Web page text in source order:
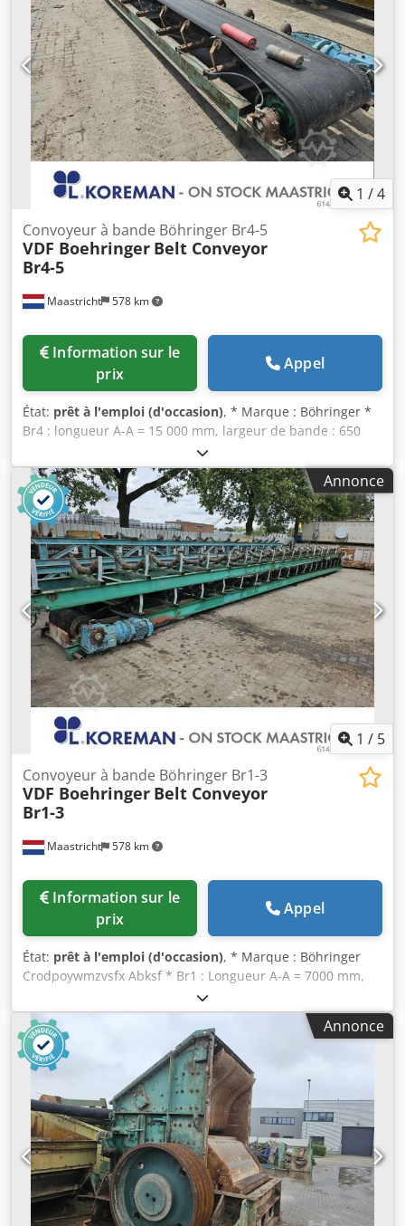
1 /4
Maastricht 578 km
Convoyeur à bande Böhringer Br4-5
VDF Boehringer Belt Conveyor
Br4-5
prix
Appel
État: prêt à l'emploi (d'occasion), * Marque : Böhringer *
Br4 : longueur A-A = 15 000 mm, largeur de bande : 650
mm, entraînement : 7,5 kW * Br5 : longueur A-A = 22 500
mm, largeur de bande : 1 000 mm, entraînement : 7,5 kW
(=vendu) Crodpfx Aeywm Aaebkef
Annonce
1 / 5
Maastricht 578 km
Convoyeur à bande Böhringer Br1-3
VDF Boehringer Belt Conveyor
Br1-3
prix
Appel
État: prêt à l'emploi (d'occasion), * Marque : Böhringer
Crodpoywmzvsfx Abksf * Br1 : Longueur A-A = 7000 mm,
largeur de bande : 900 mm, entraînement : motoréducteur
5,5 kW. * Br3 : Longueur A-A = 28000 mm, largeur de
bande : 650 mm, entraînement : motoréducteur 5,5 kW.
Annonce